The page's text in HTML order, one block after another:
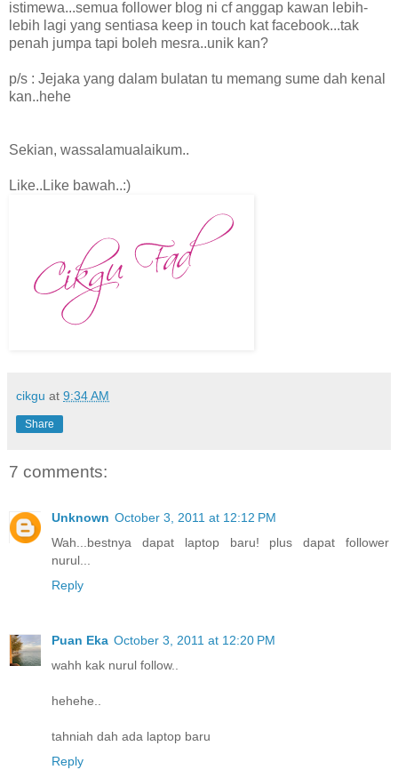
istimewa...semua follower blog ni cf anggap kawan lebih-
lebih lagi yang sentiasa keep in touch kat facebook...tak
penah jumpa tapi boleh mesra..unik kan?
p/s : Jejaka yang dalam bulatan tu memang sume dah kenal
kan..hehe
Sekian, wassalamualaikum..
Like..Like bawah..:)
cikgu at 9:34 AM
Share
7 comments:
Unknown October 3, 2011 at 12:12 PM
Wah...bestnya dapat laptop baru! plus dapat follower
nurul...
Reply
Puan Eka October 3, 2011 at 12:20 PM
wahh kak nurul follow..
hehehe..
tahniah dah ada laptop baru
Reply